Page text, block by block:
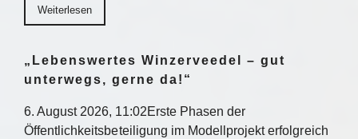
Weiterlesen
„Lebenswertes Winzerveedel – gut
unterwegs, gerne da!“
6. August 2026, 11:02Erste Phasen der
Öffentlichkeitsbeteiligung im Modellprojekt erfolgreich